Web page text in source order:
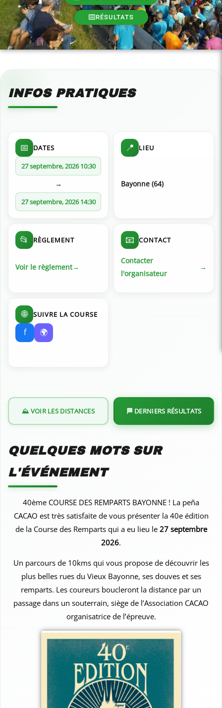
RÉSULTATS
INFOS PRATIQUES
📅 DATES
27 septembre, 2026 10:30
→
27 septembre, 2026 14:30
📍 LIEU
Bayonne (64)
📂 RÈGLEMENT
Voir le règlement
📧 CONTACT
Contacter
l'organisateur
🌐 SUIVRE LA COURSE
f 🌍
⛰️ VOIR LES DISTANCES 🏁 DERNIERS RÉSULTATS
QUELQUES MOTS SUR
L'ÉVÉNEMENT
40ème COURSE DES REMPARTS BAYONNE ! La peña
CACAO est très satisfaite de vous présenter la 40e édition
de la Course des Remparts qui a eu lieu le 27 septembre
2026.
Un parcours de 10kms qui vous propose de découvrir les
plus belles rues du Vieux Bayonne, ses douves et ses
remparts. Les coureurs boucleront la distance par un
passage dans un souterrain, siège de l’Association CACAO
organisatrice de l’épreuve.